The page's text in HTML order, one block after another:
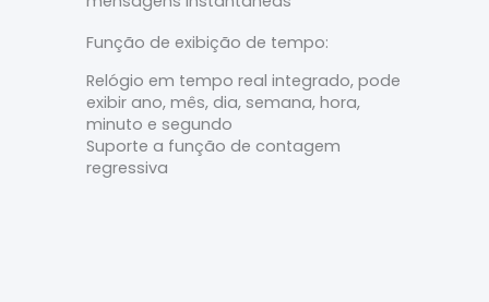
Função de exibição de tempo:
Relógio em tempo real integrado, pode
exibir ano, mês, dia, semana, hora,
minuto e segundo
Suporte a função de contagem
regressiva